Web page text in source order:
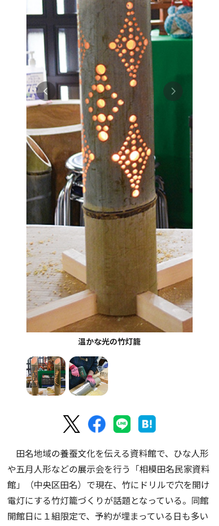
温かな光の竹灯籠
田名地域の養蚕文化を伝える資料館で、ひな人形
や五月人形などの展示会を行う「相模田名民家資料
館」（中央区田名）で現在、竹にドリルで穴を開け
電灯にする竹灯籠づくりが話題となっている。同館
開館日に１組限定で、予約が埋まっている日も多い